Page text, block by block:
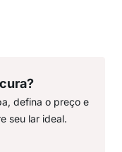
defina o preço e
seu lar ideal.